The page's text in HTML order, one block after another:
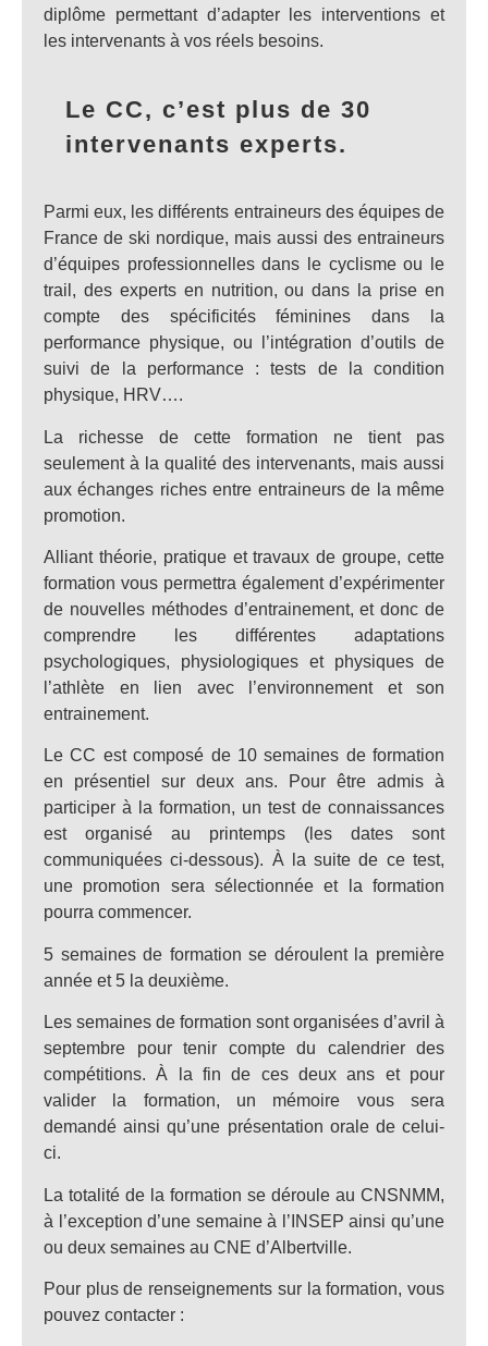
diplôme permettant d’adapter les interventions et
les intervenants à vos réels besoins.
Le CC, c’est plus de 30
intervenants experts.
Parmi eux, les différents entraineurs des équipes de
France de ski nordique, mais aussi des entraineurs
d’équipes professionnelles dans le cyclisme ou le
trail, des experts en nutrition, ou dans la prise en
compte des spécificités féminines dans la
performance physique, ou l’intégration d’outils de
suivi de la performance : tests de la condition
physique, HRV….
La richesse de cette formation ne tient pas
seulement à la qualité des intervenants, mais aussi
aux échanges riches entre entraineurs de la même
promotion.
Alliant théorie, pratique et travaux de groupe, cette
formation vous permettra également d’expérimenter
de nouvelles méthodes d’entrainement, et donc de
comprendre les différentes adaptations
psychologiques, physiologiques et physiques de
l’athlète en lien avec l’environnement et son
entrainement.
Le CC est composé de 10 semaines de formation
en présentiel sur deux ans. Pour être admis à
participer à la formation, un test de connaissances
est organisé au printemps (les dates sont
communiquées ci-dessous). À la suite de ce test,
une promotion sera sélectionnée et la formation
pourra commencer.
5 semaines de formation se déroulent la première
année et 5 la deuxième.
Les semaines de formation sont organisées d’avril à
septembre pour tenir compte du calendrier des
compétitions. À la fin de ces deux ans et pour
valider la formation, un mémoire vous sera
demandé ainsi qu’une présentation orale de celui-
ci.
La totalité de la formation se déroule au CNSNMM,
à l’exception d’une semaine à l’INSEP ainsi qu’une
ou deux semaines au CNE d’Albertville.
Pour plus de renseignements sur la formation, vous
pouvez contacter :